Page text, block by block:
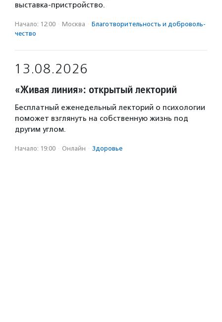
выставка-пристройство.
Начало: 12:00 · Москва · Благотвори­тель­ность и доброволь­
чест­во
13.08.2026
«Живая линия»: открытый лекторий
Бесплатный еженедельный лекторий о психологии
поможет взглянуть на собственную жизнь под
другим углом.
Начало: 19:00 · Онлайн · Здоровье